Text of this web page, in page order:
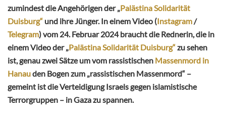
zumindest die Angehörigen der „Palästina Solidarität
Duisburg“ und ihre Jünger. In einem Video (Instagram /
Telegram) vom 24. Februar 2024 braucht die Rednerin, die in
einem Video der „Palästina Solidarität Duisburg“zu sehen
ist, genau zwei Sätze um vom rassistischen Massenmord in
Hanauden Bogen zum „rassistischen Massenmord“ –
gemeint ist die Verteidigung Israels gegen islamistische
Terrorgruppen – in Gaza zu spannen.